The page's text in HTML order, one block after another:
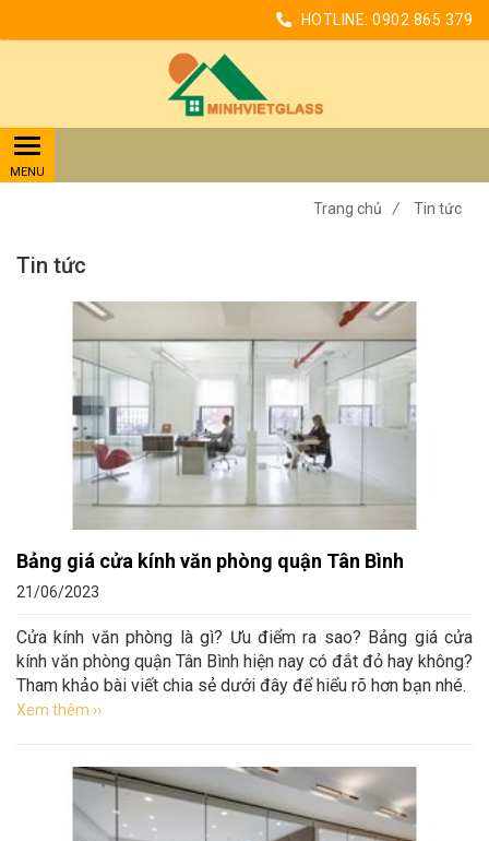
HOTLINE: 0902 865 379
Trang chủ / Tin tức
Tin tức
Bảng giá cửa kính văn phòng quận Tân Bình
21/06/2023
Cửa kính văn phòng là gì? Ưu điểm ra sao? Bảng giá cửa
kính văn phòng quận Tân Bình hiện nay có đắt đỏ hay không?
Tham khảo bài viết chia sẻ dưới đây để hiểu rõ hơn bạn nhé.
Xem thêm ››